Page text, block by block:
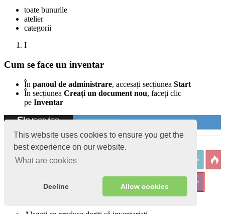
This website uses cookies to ensure you get the
best experience on our website.
What are cookies
Decline Allow cookies
toate bunurile
atelier
categorii
I
Cum se face un inventar
În panoul de administrare, accesați secțiunea Start
În secțiunea Creați un document nou, faceți clic
pe Inventar